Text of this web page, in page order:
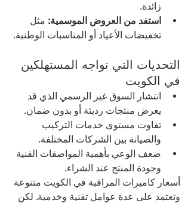
زائدة.
استفد من العروض الموسمية: مثل
تخفيضات الأعياد أو المناسبات الوطنية.
التحديات التي تواجه المستهلكين
في الكويت
انتشار السوق غير الرسمي الذي قد
يعرض منتجات رديئة أو بدون ضمان.
تفاوت مستوى خدمات التركيب
والصيانة بين الشركات المختلفة.
ضعف الوعي بأهمية المواصفات الفنية
وجودة المنتج عند الشراء.
أسعار كاميرات المراقبة في الكويت متنوعة
وتعتمد على عدة عوامل تقنية وخدمية. لكن